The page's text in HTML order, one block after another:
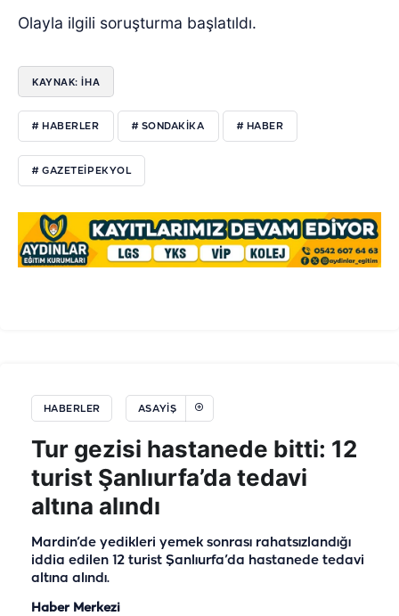
Olayla ilgili soruşturma başlatıldı.
KAYNAK: İHA
# HABERLER # SONDAKIKA # HABER
# GAZETEIPEKYOL
HABERLER ASAYIŞ
Tur gezisi hastanede bitti: 12
turist Şanlıurfa’da tedavi
altına alındı
Mardin’de yedikleri yemek sonrası rahatsızlandığı
iddia edilen 12 turist Şanlıurfa’da hastanede tedavi
altına alındı.
Haber Merkezi